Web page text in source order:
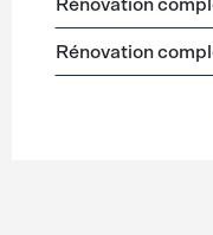
Rénovation
Rénovation